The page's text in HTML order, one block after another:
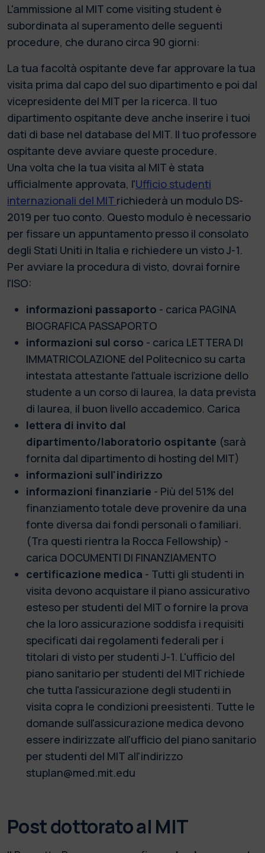
L'ammissione al MIT come visiting student è
subordinata al superamento delle seguenti
procedure, che durano circa 90 giorni:
La tua facoltà ospitante deve far approvare la tua
visita prima dal capo del suo dipartimento e poi dal
vicepresidente del MIT per la ricerca. Il tuo
dipartimento ospitante deve anche inserire i tuoi
dati di base nel database del MIT. Il tuo professore
ospitante deve avviare queste procedure.
Una volta che la tua visita al MIT è stata
ufficialmente approvata, l'Ufficio studenti
internazionali del MIT richiederà un modulo DS-
2019 per tuo conto. Questo modulo è necessario
per fissare un appuntamento presso il consolato
degli Stati Uniti in Italia e richiedere un visto J-1.
Per avviare la procedura di visto, dovrai fornire
l'ISO:
informazioni passaporto - carica PAGINA
BIOGRAFICA PASSAPORTO
informazioni sul corso - carica LETTERA DI
IMMATRICOLAZIONE del Politecnico su carta
intestata attestante l'attuale iscrizione dello
studente a un corso di laurea, la data prevista
di laurea, il buon livello accademico. Carica
lettera di invito dal
dipartimento/laboratorio ospitante (sarà
fornita dal dipartimento di hosting del MIT)
informazioni sull'indirizzo
informazioni finanziarie - Più del 51% del
finanziamento totale deve provenire da una
fonte diversa dai fondi personali o familiari.
(Tra questi rientra la Rocca Fellowship) -
carica DOCUMENTI DI FINANZIAMENTO
certificazione medica - Tutti gli studenti in
visita devono acquistare il piano assicurativo
esteso per studenti del MIT o fornire la prova
che la loro assicurazione soddisfa i requisiti
specificati dai regolamenti federali per i
titolari di visto per studenti J-1. L'ufficio del
piano sanitario per studenti del MIT richiede
che tutta l'assicurazione degli studenti in
visita copra le condizioni preesistenti. Tutte le
domande sull'assicurazione medica devono
essere indirizzate all'ufficio del piano sanitario
per studenti del MIT all'indirizzo
stuplan@med.mit.edu
Post dottorato al MIT